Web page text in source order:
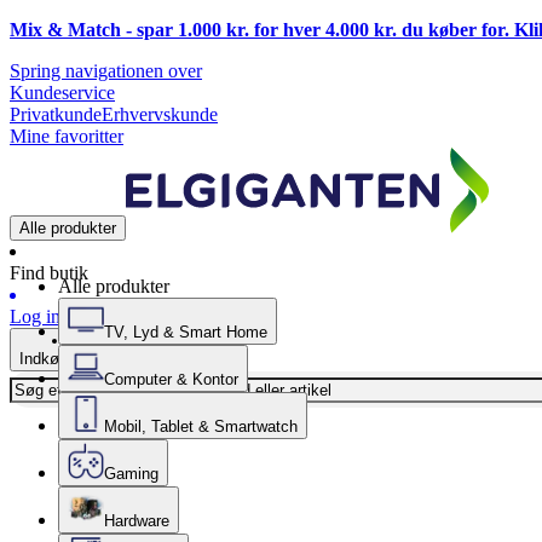
Mix & Match - spar 1.000 kr. for hver 4.000 kr. du køber for.
Spring navigationen over
Kundeservice
PrivatkundeErhvervskunde
Mine favoritter
Alle produkter
Find butik
Log ind
Indkøbskurv
Alle produkter
TV, Lyd & Smart Home
Computer & Kontor
Mobil, Tablet & Smartwatch
Gaming
Hardware